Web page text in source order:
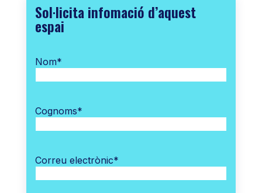
Sol·licita infomació d’aquest
espai
Nom*
Cognoms*
Correu electrònic*